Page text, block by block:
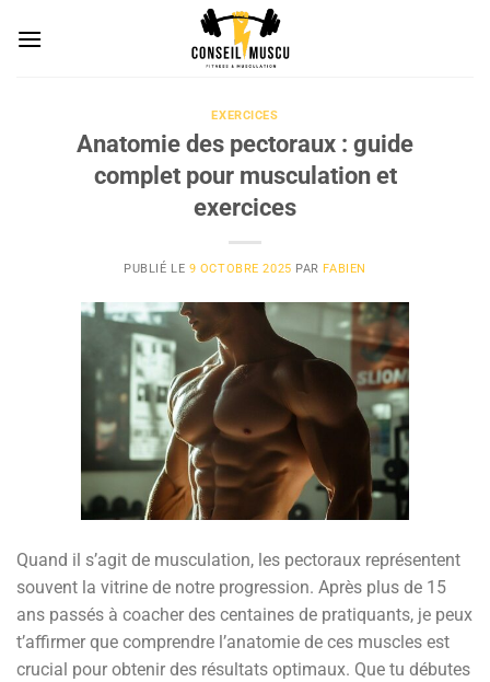
EXERCICES
Anatomie des pectoraux : guide
complet pour musculation et
exercices
PUBLIÉ LE 9 OCTOBRE 2025 PAR FABIEN
Quand il s’agit de musculation, les pectoraux représentent
souvent la vitrine de notre progression. Après plus de 15
ans passés à coacher des centaines de pratiquants, je peux
t’affirmer que comprendre l’anatomie de ces muscles est
crucial pour obtenir des résultats optimaux. Que tu débutes